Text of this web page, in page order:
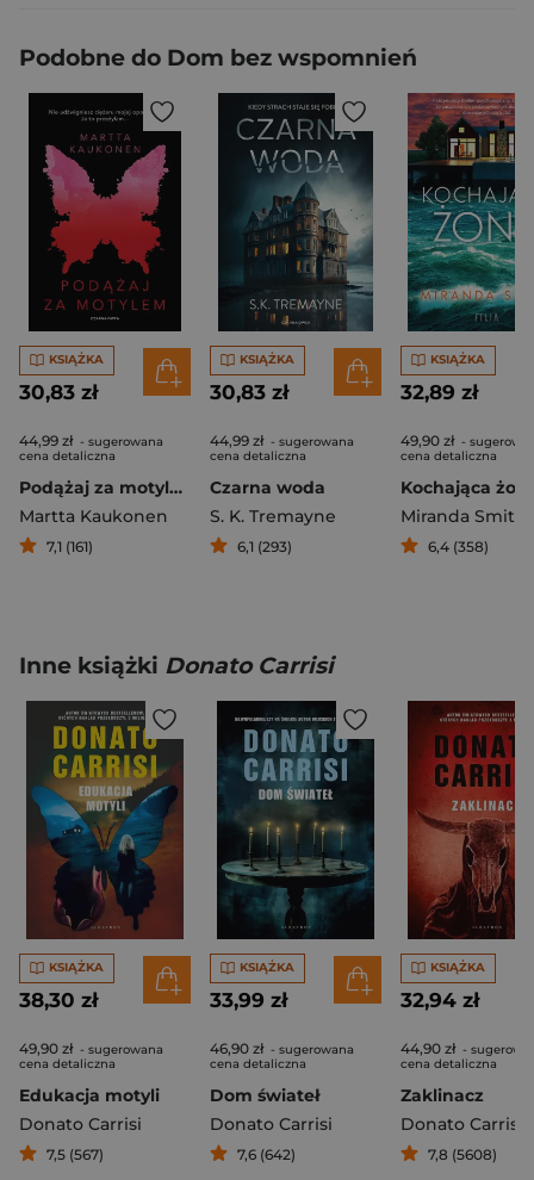
Podobne do Dom bez wspomnień
KSIĄŻKA
30,83 zł
44,99 zł - sugerowana
cena detaliczna
Podążaj za motylem
Martta Kaukonen
7,1 (161)
KSIĄŻKA
30,83 zł
44,99 zł - sugerowana
cena detaliczna
Czarna woda
S. K. Tremayne
6,1 (293)
KSIĄŻKA
32,89 zł
49,90 zł -
cena detaliczna
Kochająca
Miranda Smith
6,4 (358)
Inne książki Donato Carrisi
KSIĄŻKA
38,30 zł
49,90 zł - sugerowana
cena detaliczna
Edukacja motyli
Donato Carrisi
7,5 (567)
KSIĄŻKA
33,99 zł
46,90 zł - sugerowana
cena detaliczna
Dom świateł
Donato Carrisi
7,6 (642)
KSIĄŻKA
32,94 zł
44,90 zł -
cena detaliczna
Zaklinacz
Donato Carrisi
7,8 (5608)